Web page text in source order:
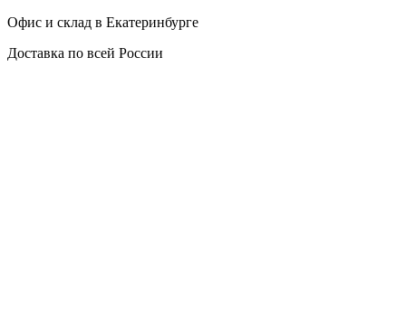
Офис и склад в Екатеринбурге
Доставка по всей России